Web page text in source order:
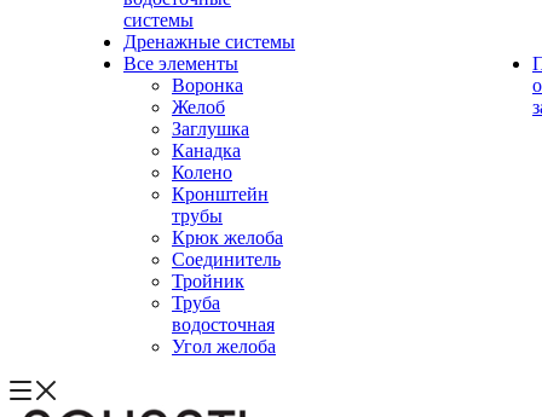
системы
Дренажные системы
Все элементы
Воронка
Желоб
Заглушка
Канадка
Колено
Кронштейн
трубы
Крюк желоба
Соединитель
Тройник
Труба
водосточная
Угол желоба